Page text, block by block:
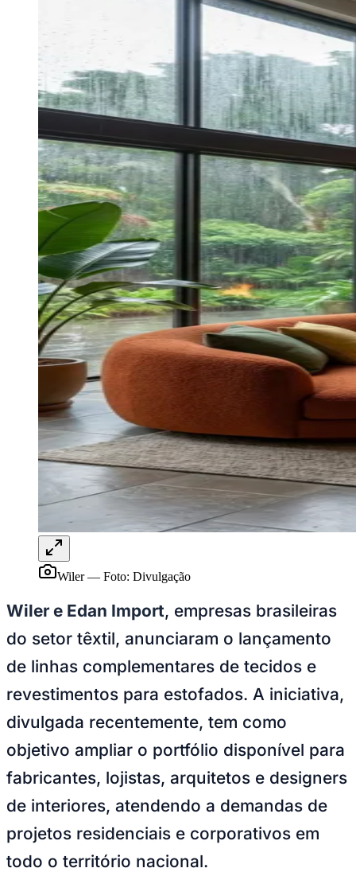
Guia de Empresas
Divulgar Vagas
Publicidade Legal
Hub de Negócios
Guia Comercial
Selo Verificado
Portal Educacional
Agenda de Vestibulares
Vagas de Emprego
Concursos
Panorama Econômico
Panorama Econômico
Para Sua Empresa
Anuncie no Portal
Verificar EmpresaNovo
Anunciar VagasNovo
Publicidade Legal
NBA
NFL
Fórmula 1
UFC
Tênis (ATP)
MLB
NHL
Atletismo
NBB
Competições de Futebol
Brasileirão Série A
Brasileirão Série B
Paulistão
Copa do Brasil
Sul-Americana
Champions League
La Liga
Mundial 2026
Times - Ir direto
Wiler— Foto: Divulgação
Wiler e Edan Import, empresas brasileiras
do setor têxtil, anunciaram o lançamento
de linhas complementares de tecidos e
revestimentos para estofados. A iniciativa,
divulgada recentemente, tem como
objetivo ampliar o portfólio disponível para
fabricantes, lojistas, arquitetos e designers
de interiores, atendendo a demandas de
projetos residenciais e corporativos em
todo o território nacional.